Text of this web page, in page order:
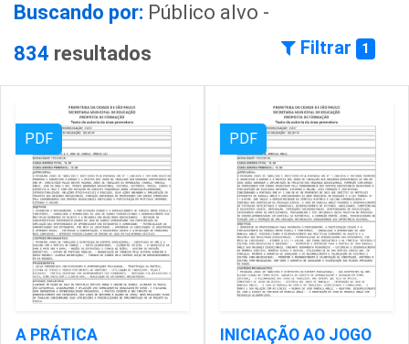
Buscando por: Público alvo -
834 resultados Filtrar 1
PDF
A PRÁTICA
PDF
INICIAÇÃO AO JOGO